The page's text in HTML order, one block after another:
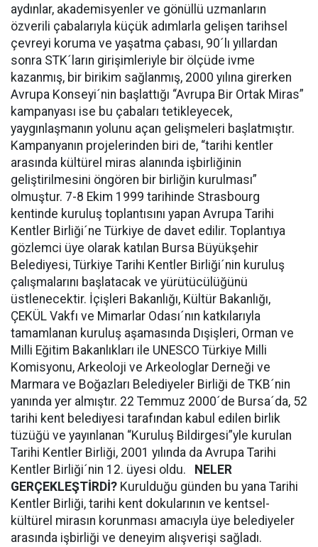
aydınlar, akademisyenler ve gönüllü uzmanların
özverili çabalarıyla küçük adımlarla gelişen tarihsel
çevreyi koruma ve yaşatma çabası, 90´lı yıllardan
sonra STK´ların girişimleriyle bir ölçüde ivme
kazanmış, bir birikim sağlanmış, 2000 yılına girerken
Avrupa Konseyi´nin başlattığı “Avrupa Bir Ortak Miras”
kampanyası ise bu çabaları tetikleyecek,
yaygınlaşmanın yolunu açan gelişmeleri başlatmıştır.
Kampanyanın projelerinden biri de, “tarihi kentler
arasında kültürel miras alanında işbirliğinin
geliştirilmesini öngören bir birliğin kurulması”
olmuştur. 7-8 Ekim 1999 tarihinde Strasbourg
kentinde kuruluş toplantısını yapan Avrupa Tarihi
Kentler Birliği´ne Türkiye de davet edilir. Toplantıya
gözlemci üye olarak katılan Bursa Büyükşehir
Belediyesi, Türkiye Tarihi Kentler Birliği´nin kuruluş
çalışmalarını başlatacak ve yürütücülüğünü
üstlenecektir. İçişleri Bakanlığı, Kültür Bakanlığı,
ÇEKÜL Vakfı ve Mimarlar Odası´nın katkılarıyla
tamamlanan kuruluş aşamasında Dışişleri, Orman ve
Milli Eğitim Bakanlıkları ile UNESCO Türkiye Milli
Komisyonu, Arkeoloji ve Arkeologlar Derneği ve
Marmara ve Boğazları Belediyeler Birliği de TKB´nin
yanında yer almıştır. 22 Temmuz 2000´de Bursa´da, 52
tarihi kent belediyesi tarafından kabul edilen birlik
tüzüğü ve yayınlanan “Kuruluş Bildirgesi”yle kurulan
Tarihi Kentler Birliği, 2001 yılında da Avrupa Tarihi
Kentler Birliği´nin 12. üyesi oldu.
NELER
GERÇEKLEŞTİRDİ? Kurulduğu günden bu yana Tarihi
Kentler Birliği, tarihi kent dokularının ve kentsel-
kültürel mirasın korunması amacıyla üye belediyeler
arasında işbirliği ve deneyim alışverişi sağladı.